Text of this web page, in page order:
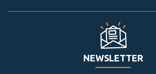
NEWSLETTER